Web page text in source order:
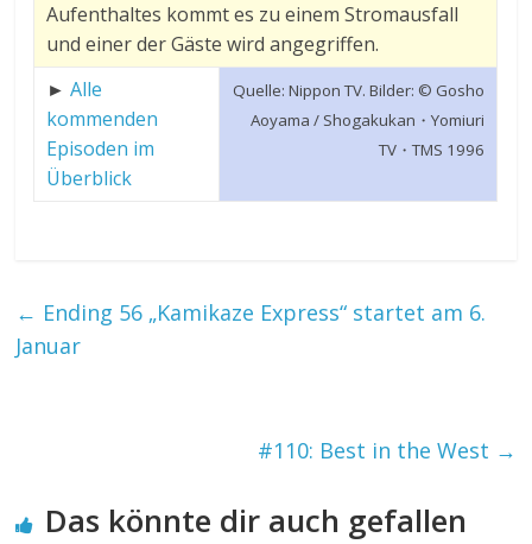
Aufenthaltes kommt es zu einem Stromausfall
und einer der Gäste wird angegriffen.
►Alle
kommenden
Episoden im
Überblick
Quelle: Nippon TV. Bilder: © Gosho
Aoyama / Shogakukan・Yomiuri
TV・TMS 1996
← Ending 56 „Kamikaze Express“ startet am 6.
Januar
#110: Best in the West →
Das könnte dir auch gefallen